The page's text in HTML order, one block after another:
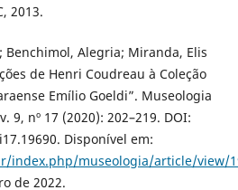
2013.
Benchimol, Alegria; Miranda, Elis
de Henri Coudreau à Coleção
Emílio Goeldi”. Museologia
nº 17 (2020): 202–219. DOI:
Disponível em:
index.php/museologia/article/view/
de 2022.